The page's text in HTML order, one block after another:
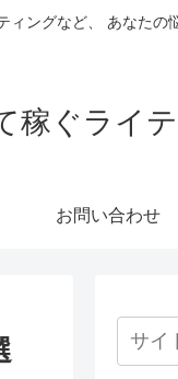
ングなど、 あなたの
稼ぐライ
お問い合わせ